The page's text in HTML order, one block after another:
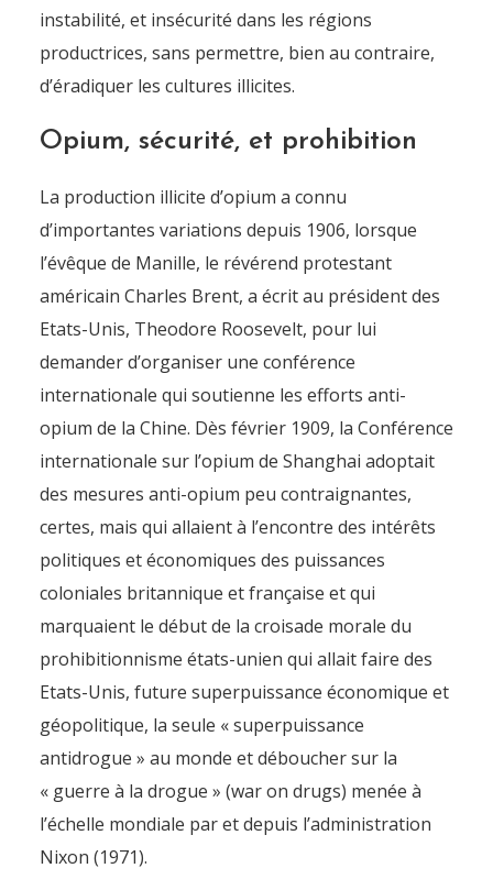
instabilité, et insécurité dans les régions
productrices, sans permettre, bien au contraire,
d’éradiquer les cultures illicites.
Opium, sécurité, et prohibition
La production illicite d’opium a connu
d’importantes variations depuis 1906, lorsque
l’évêque de Manille, le révérend protestant
américain Charles Brent, a écrit au président des
Etats-Unis, Theodore Roosevelt, pour lui
demander d’organiser une conférence
internationale qui soutienne les efforts anti-
opium de la Chine. Dès février 1909, la Conférence
internationale sur l’opium de Shanghai adoptait
des mesures anti-opium peu contraignantes,
certes, mais qui allaient à l’encontre des intérêts
politiques et économiques des puissances
coloniales britannique et française et qui
marquaient le début de la croisade morale du
prohibitionnisme états-unien qui allait faire des
Etats-Unis, future superpuissance économique et
géopolitique, la seule « superpuissance
antidrogue » au monde et déboucher sur la
« guerre à la drogue » (war on drugs) menée à
l’échelle mondiale par et depuis l’administration
Nixon (1971).